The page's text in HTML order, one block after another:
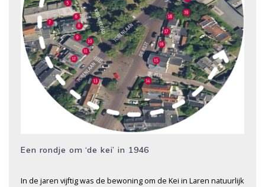
Een rondje om ‘de kei’ in 1946
In de jaren vijftig was de bewoning om de Kei in Laren natuurlijk